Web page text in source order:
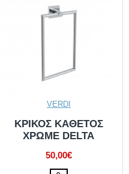
VERDI
ΚΡΙΚΟΣ ΚΑΘΕΤΟΣ
ΧΡΩΜΕ DELTA
50,00€